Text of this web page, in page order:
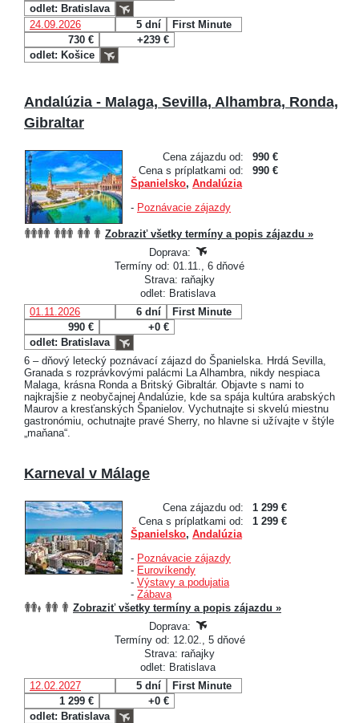
odlet: Bratislava
24.09.2026
5 dní
First Minute
730 €
+239 €
odlet: Košice
Andalúzia - Malaga, Sevilla, Alhambra, Ronda,
Gibraltar
Cena zájazdu od:
990 €
Cena s príplatkami od:
990 €
Španielsko, Andalúzia
- Poznávacie zájazdy
Zobraziť všetky termíny a popis zájazdu »
Doprava:
Termíny od: 01.11., 6 dňové
Strava: raňajky
odlet: Bratislava
01.11.2026
6 dní
First Minute
990 €
+0 €
odlet: Bratislava
6 – dňový letecký poznávací zájazd do Španielska. Hrdá Sevilla,
Granada s rozprávkovými palácmi La Alhambra, nikdy nespiaca
Malaga, krásna Ronda a Britský Gibraltár. Objavte s nami to
najkrajšie z neobyčajnej Andalúzie, kde sa spája kultúra arabských
Maurov a kresťanských Španielov. Vychutnajte si skvelú miestnu
gastronómiu, ochutnajte pravé Sherry, no hlavne si užívajte v štýle
„maňana“.
Karneval v Málage
Cena zájazdu od:
1 299 €
Cena s príplatkami od:
1 299 €
Španielsko, Andalúzia
- Poznávacie zájazdy
- Eurovíkendy
- Výstavy a podujatia
- Zábava
Zobraziť všetky termíny a popis zájazdu »
Doprava:
Termíny od: 12.02., 5 dňové
Strava: raňajky
odlet: Bratislava
12.02.2027
5 dní
First Minute
1 299 €
+0 €
odlet: Bratislava